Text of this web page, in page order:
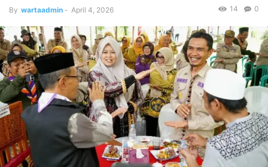
By wartaadmin - April 4, 2026 0
14